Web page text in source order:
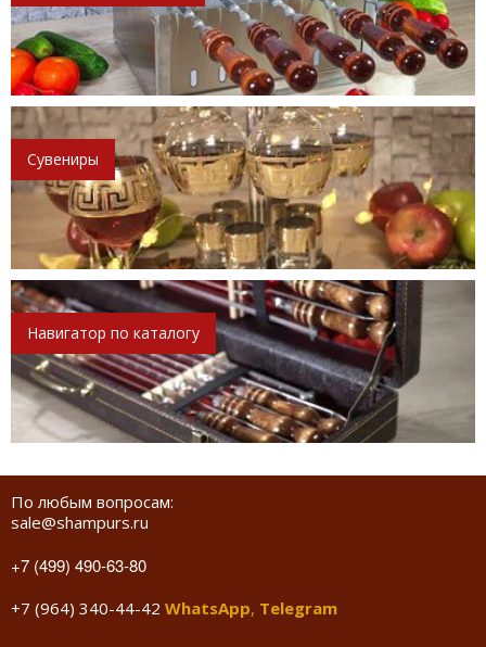
Сувениры
Навигатор по каталогу
По любым вопросам:
sale@shampurs.ru
+7 (499) 490-63-80
+7 (964) 340-44-42 WhatsApp, Telegram